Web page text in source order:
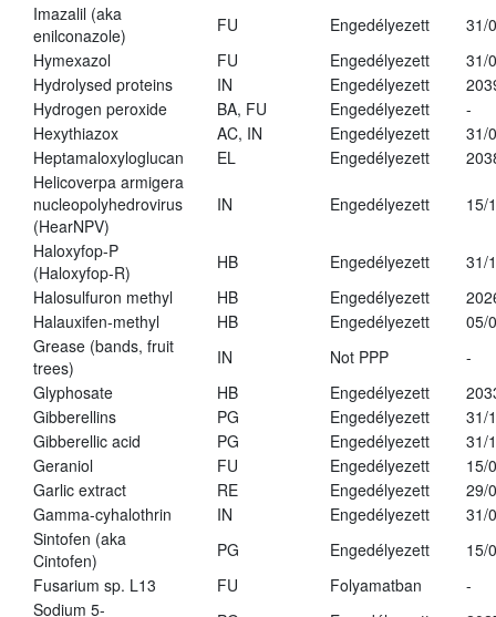
Imazalil (aka
enilconazole)
FU Engedélyezett
31/
Hymexazol
FU Engedélyezett
31/
Hydrolysed proteins
IN Engedélyezett
Hydrogen peroxide
BA, FU Engedélyezett
-
Hexythiazox
AC, IN Engedélyezett
31/
Heptamaloxyloglucan
EL Engedélyezett
Helicoverpa armigera
nucleopolyhedrovirus
(HearNPV)
IN Engedélyezett 15/
Haloxyfop-P
(Haloxyfop-R)
HB Engedélyezett
31/
Halosulfuron methyl
HB Engedélyezett
Halauxifen-methyl
HB Engedélyezett
05/
Grease (bands, fruit
trees)
IN Not PPP
-
Glyphosate
HB Engedélyezett
Gibberellins
PG Engedélyezett
31/
Gibberellic acid
PG Engedélyezett
31/
Geraniol
FU Engedélyezett
15/
Garlic extract
RE Engedélyezett
29/
Gamma-cyhalothrin
IN Engedélyezett
31/
Sintofen (aka
Cintofen)
PG Engedélyezett
15/
Fusarium sp. L13
FU Folyamatban
-
Sodium 5-